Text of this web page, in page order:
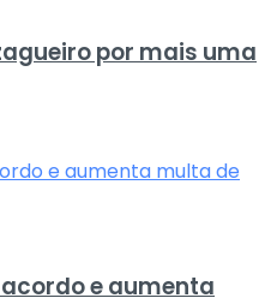
por mais uma
e aumenta